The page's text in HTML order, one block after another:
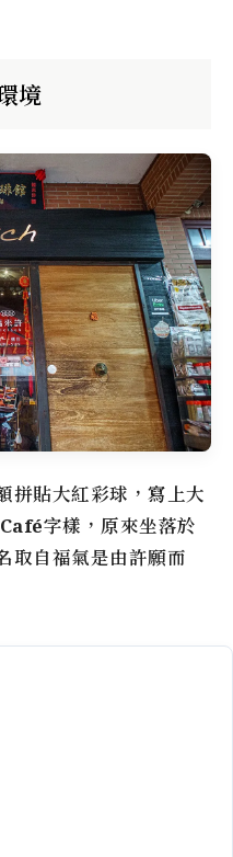
境
拼貼大紅彩球，寫上大
字樣，原來坐落於
取自福氣是由許願而